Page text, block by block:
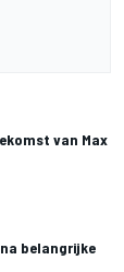
van Max
belangrijke